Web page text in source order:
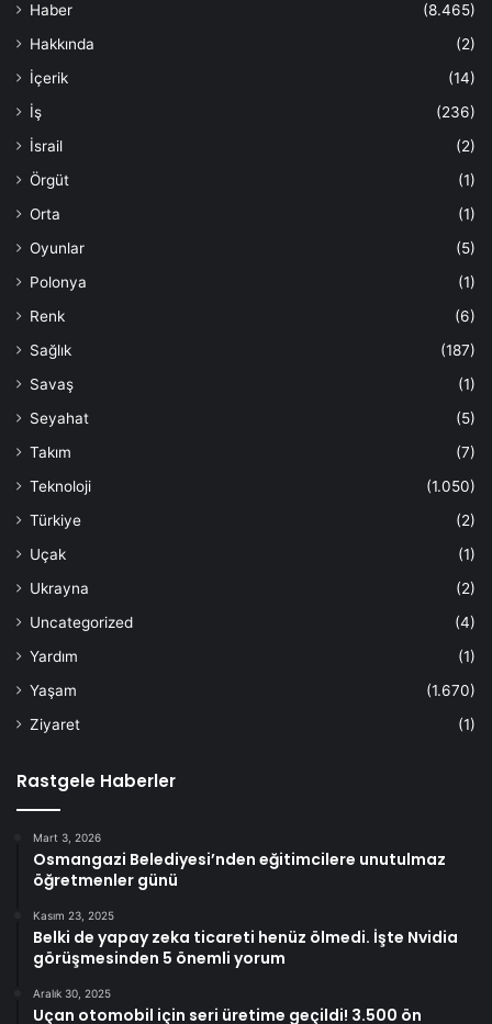
Haber
(8.465)
Hakkında
(2)
İçerik
(14)
İş
(236)
İsrail
(2)
Örgüt
(1)
Orta
(1)
Oyunlar
(5)
Polonya
(1)
Renk
(6)
Sağlık
(187)
Savaş
(1)
Seyahat
(5)
Takım
(7)
Teknoloji
(1.050)
Türkiye
(2)
Uçak
(1)
Ukrayna
(2)
Uncategorized
(4)
Yardım
(1)
Yaşam
(1.670)
Ziyaret
(1)
Rastgele Haberler
Mart 3, 2026
Osmangazi Belediyesi’nden eğitimcilere unutulmaz
öğretmenler günü
Kasım 23, 2025
Belki de yapay zeka ticareti henüz ölmedi. İşte Nvidia
görüşmesinden 5 önemli yorum
Aralık 30, 2025
Uçan otomobil için seri üretime geçildi! 3.500 ön